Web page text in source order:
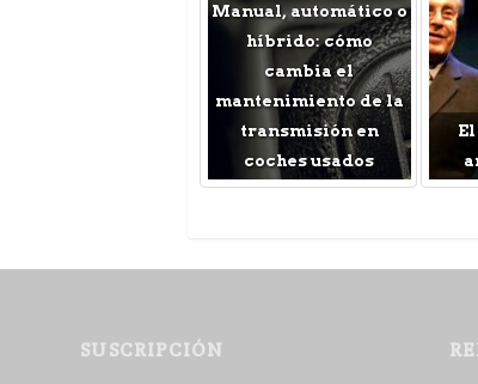
Manual, automático o
híbrido: cómo
cambia el
mantenimiento de la
transmisión en
coches usados
SUSCRIPCIÓN